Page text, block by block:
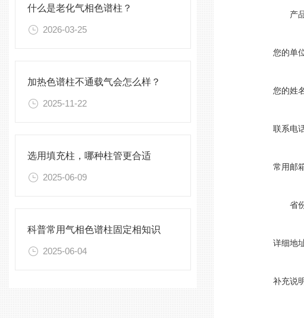
什么是老化气相色谱柱？
2026-03-25
加热色谱柱不通载气会怎么样？
2025-11-22
选用填充柱，哪种柱管更合适
2025-06-09
科普常用气相色谱柱固定相知识
2025-06-04
产
您的单
您的姓
联系电
常用邮
省
详细地
补充说